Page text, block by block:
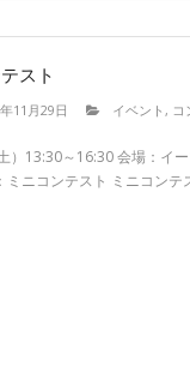
スト
11月29日 イベント , コ
）13:30～16:30 会場：イ
ニコンテスト ミニコン